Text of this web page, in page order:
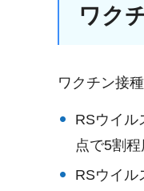
ワク
ワクチン接
RSウイル
点で5割程
RSウイル